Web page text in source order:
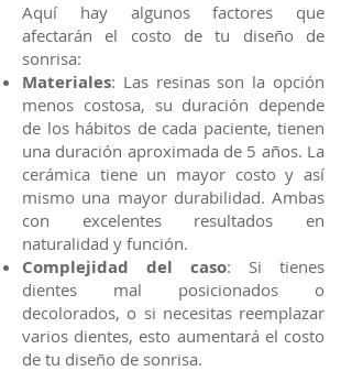
Aquí hay algunos factores que
afectarán el costo de tu diseño de
sonrisa:
Materiales: Las resinas son la opción
menos costosa, su duración depende
de los hábitos de cada paciente, tienen
una duración aproximada de 5 años. La
cerámica tiene un mayor costo y así
mismo una mayor durabilidad. Ambas
con excelentes resultados en
naturalidad y función.
Complejidad del caso: Si tienes
dientes mal posicionados o
decolorados, o si necesitas reemplazar
varios dientes, esto aumentará el costo
de tu diseño de sonrisa.